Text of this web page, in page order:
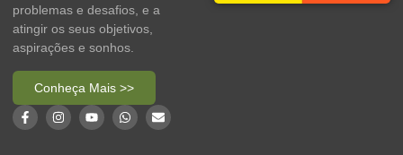
problemas e desafios, e a
atingir os seus objetivos,
aspirações e sonhos.
Conheça Mais >>